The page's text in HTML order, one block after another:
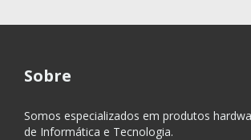
Sobre
Somos especializados em produtos
de Informática e Tecnologia.